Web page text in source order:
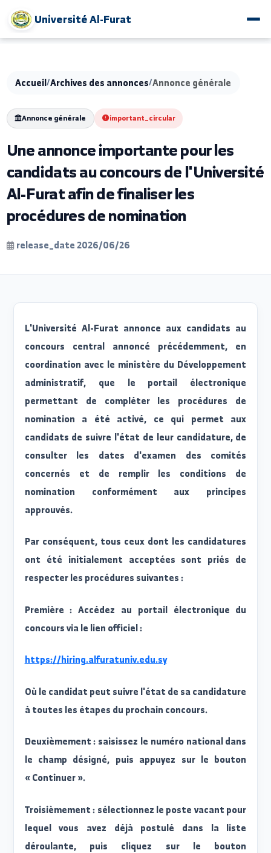
Université Al-Furat
/ / Annonce générale
Annonce générale
Une annonce importante pour les
candidats au concours de
Al-Furat afin de finaliser les
procédures de nomination
release_date 2026/06/26
L'Université Al-Furat annonce aux candidats
concours central annoncé précédemment,
coordination avec le ministère du
administratif, que le portail
permettant de compléter les procédures
nomination a été activé, ce qui permet
candidats de suivre l'état de leur candidature,
consulter les dates d'examen des
nomination conformément aux
approuvés.
Par conséquent, tous ceux dont les
ont été initialement acceptées sont priés
concours via le lien officiel :
Où le candidat peut suivre l'état de sa
Deuxièmement : saisissez le numéro national
le champ désigné, puis appuyez sur le